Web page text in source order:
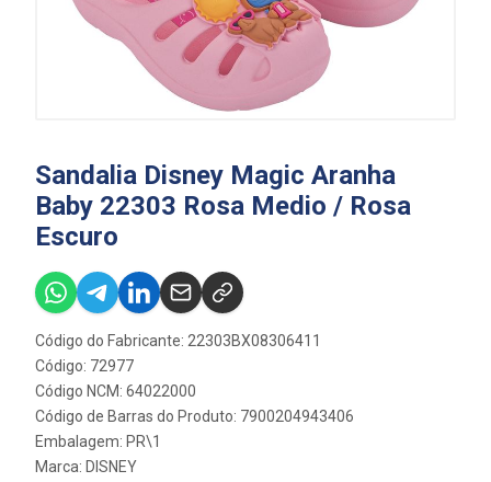
Sandalia Disney Magic Aranha
Baby 22303 Rosa Medio / Rosa
Escuro
Código do Fabricante: 22303BX08306411
Código: 72977
Código NCM: 64022000
Código de Barras do Produto: 7900204943406
Embalagem: PR\1
Marca: DISNEY